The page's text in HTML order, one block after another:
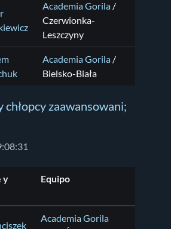
Academia Gorila /
Czerwionka-
Leszczyny
Academia Gorila /
Bielsko-Biała
chłopcy zaawansowani;
y
Equipo
Academia Gorila